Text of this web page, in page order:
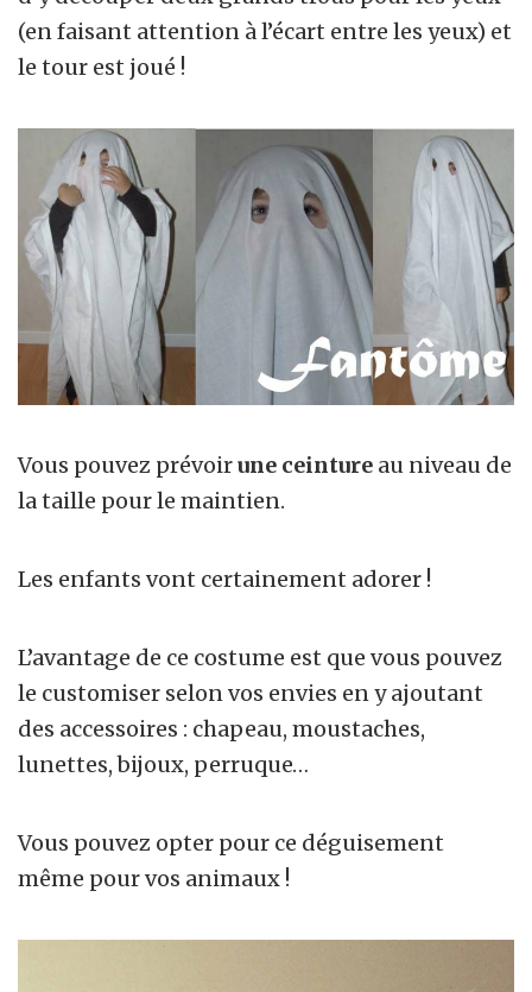
(en faisant attention à l’écart entre les yeux) et
le tour est joué !
Vous pouvez prévoirune ceinture au niveau de
la taille pour le maintien.
Les enfants vont certainement adorer !
L’avantage de ce costume est que vous pouvez
le customiser selon vos envies en y ajoutant
des accessoires : chapeau, moustaches,
lunettes, bijoux, perruque…
Vous pouvez opter pour ce déguisement
même pour vos animaux !